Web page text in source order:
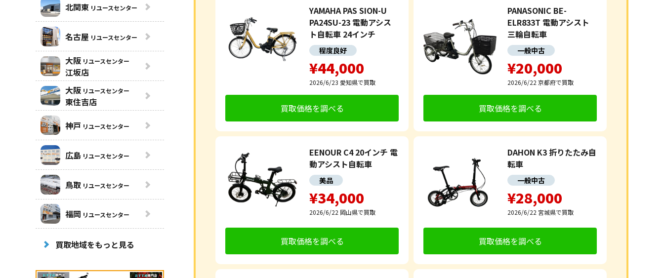
YAMAHA PAS SION-U
PA24SU-23 電動アシス
ト自転車 24インチ
程度良好
¥44,000
2026/6/23 愛知県で買取
買取価格を調べる
PANASONIC BE-
ELR833T 電動アシスト
三輪自転車
一般中古
¥20,000
2026/6/22 京都府で買取
買取価格を調べる
EENOUR C4 20インチ 電
動アシスト自転車
美品
¥34,000
2026/6/22 岡山県で買取
買取価格を調べる
DAHON K3 折りたたみ自
転車
一般中古
¥28,000
2026/6/22 宮城県で買取
買取価格を調べる
北関東 リユースセンター
名古屋 リユースセンター
大阪 リユースセンター
江坂店
大阪 リユースセンター
東住吉店
神戸 リユースセンター
広島 リユースセンター
鳥取 リユースセンター
福岡 リユースセンター
買取地域をもっと見る